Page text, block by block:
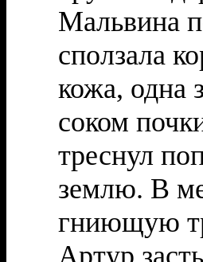
Мальвина
сползала
кожа, одна
соком
треснул
землю. В
гниющую